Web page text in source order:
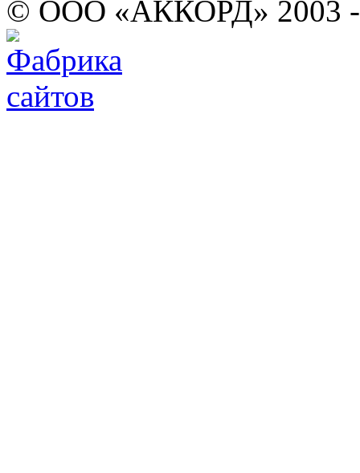
© ООО «АККОРД» 2003 -